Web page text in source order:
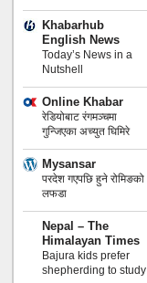
Khabarhub
English News
Today’s News in a
Nutshell
Online Khabar
रेडियोबाट रंगमञ्चमा
गुन्जिएका अच्युत घिमिरे
Mysansar
परदेश गएपछि हुने रोमिङको
लफडा
Nepal – The
Himalayan Times
Bajura kids prefer
shepherding to study